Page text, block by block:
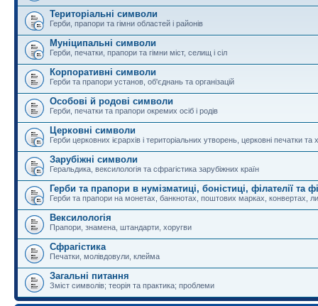
Територіальні символи
Герби, прапори та гімни областей і районів
Муніципальні символи
Герби, печатки, прапори та гімни міст, селищ і сіл
Корпоративні символи
Герби та прапори установ, об'єднань та організацій
Особові й родові символи
Герби, печатки та прапори окремих осіб і родів
Церковні символи
Герби церковних ієрархів і територіальних утворень, церковні печатки та
Зарубіжні символи
Геральдика, вексилологія та сфрагістика зарубіжних країн
Герби та прапори в нумізматиці, боністиці, філателії та
Герби та прапори на монетах, банкнотах, поштових марках, конвертах,
Вексилологія
Прапори, знамена, штандарти, хоругви
Сфрагістика
Печатки, молівдовули, клейма
Загальні питання
Зміст символів; теорія та практика; проблеми